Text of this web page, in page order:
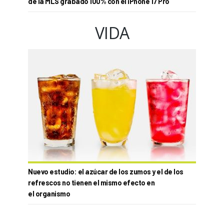
VIDA
Nuevo estudio: el azúcar de los zumos y el de los
refrescos no tienen el mismo efecto en
el organismo